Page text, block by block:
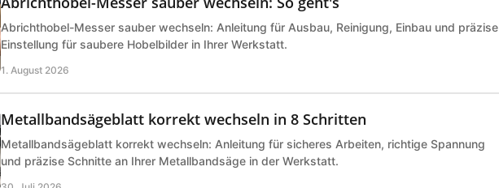
Abrichthobel-Messer sauber wechseln: Anleitung für Ausbau, Reinigung, Einbau und präzise
Einstellung für saubere Hobelbilder in Ihrer Werkstatt.
1. August 2026
Metallbandsägeblatt korrekt wechseln in 8 Schritten
Metallbandsägeblatt korrekt wechseln: Anleitung für sicheres Arbeiten, richtige Spannung
und präzise Schnitte an Ihrer Metallbandsäge in der Werkstatt.